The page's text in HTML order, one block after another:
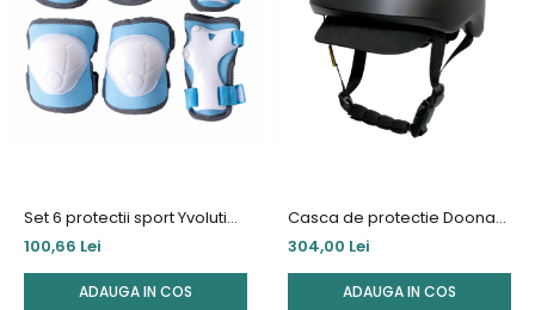
Set 6 protectii sport Yvolution
3-5 ani Blue
100,66 Lei
ADAUGA IN COS
Casca de protectie Doona
Liki Trike
304,00 Lei
ADAUGA IN COS